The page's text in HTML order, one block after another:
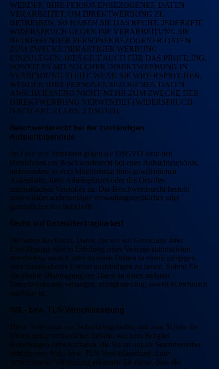
WERDEN IHRE PERSONENBEZOGENEN DATEN
VERARBEITET, UM DIREKTWERBUNG ZU
BETREIBEN, SO HABEN SIE DAS RECHT, JEDERZEIT
WIDERSPRUCH GEGEN DIE VERARBEITUNG SIE
BETREFFENDER PERSONENBEZOGENER DATEN
ZUM ZWECKE DERARTIGER WERBUNG
EINZULEGEN; DIES GILT AUCH FÜR DAS PROFILING,
SOWEIT ES MIT SOLCHER DIREKTWERBUNG IN
VERBINDUNG STEHT. WENN SIE WIDERSPRECHEN,
WERDEN IHRE PERSONENBEZOGENEN DATEN
ANSCHLIESSEND NICHT MEHR ZUM ZWECKE DER
DIREKTWERBUNG VERWENDET (WIDERSPRUCH
NACH ART. 21 ABS. 2 DSGVO).
Beschwerderecht bei der zuständigen
Aufsichtsbehörde
Im Falle von Verstößen gegen die DSGVO steht den
Betroffenen ein Beschwerderecht bei einer Aufsichtsbehörde,
insbesondere in dem Mitgliedstaat ihres gewöhnlichen
Aufenthalts, ihres Arbeitsplatzes oder des Orts des
mutmaßlichen Verstoßes zu. Das Beschwerderecht besteht
unbeschadet anderweitiger verwaltungsrechtlicher oder
gerichtlicher Rechtsbehelfe.
Recht auf Datenübertragbarkeit
Sie haben das Recht, Daten, die wir auf Grundlage Ihrer
Einwilligung oder in Erfüllung eines Vertrags automatisiert
verarbeiten, an sich oder an einen Dritten in einem gängigen,
maschinenlesbaren Format aushändigen zu lassen. Sofern Sie
die direkte Übertragung der Daten an einen anderen
Verantwortlichen verlangen, erfolgt dies nur, soweit es technisch
machbar ist.
SSL- bzw. TLS-Verschlüsselung
Diese Seite nutzt aus Sicherheitsgründen und zum Schutz der
Übertragung vertraulicher Inhalte, wie zum Beispiel
Bestellungen oder Anfragen, die Sie an uns als Seitenbetreiber
senden, eine SSL- bzw. TLS-Verschlüsselung. Eine
verschlüsselte Verbindung erkennen Sie daran, dass die